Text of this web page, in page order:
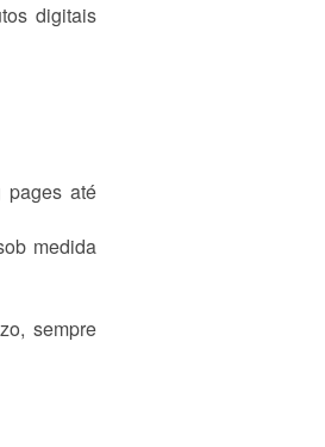
digitais
pages até
medida
sempre